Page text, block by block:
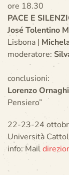
ore 18.30
PACE E
José Tolentino
Lisbona |
moderatore:
conclusioni:
Lorenzo Ornaghi
Pensiero”
22-23-24
Università
info: Mail